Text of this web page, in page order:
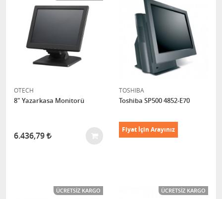
OTECH
8" Yazarkasa Monitorü
6.436,79
TOSHIBA
Toshiba SP500 4852-E70
Fiyat İçin Arayınız
ÜCRETSIZ KARGO ÜCRETSIZ KARGO